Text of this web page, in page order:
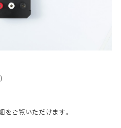
をご覧いただけます。